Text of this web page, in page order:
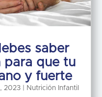
saber
para que tu
y fuerte
2023| Nutrición Infantil